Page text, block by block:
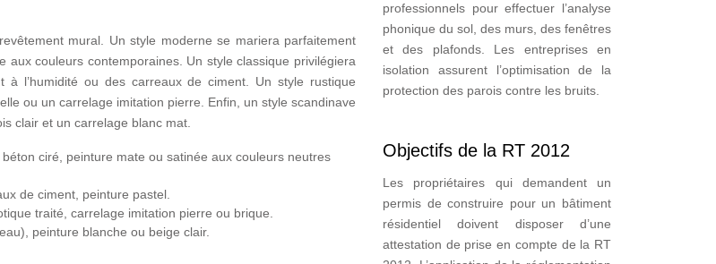
mural. Un style moderne se mariera parfaitement
couleurs contemporaines. Un style classique privilégiera
l’humidité ou des carreaux de ciment. Un style rustique
ou un carrelage imitation pierre. Enfin, un style scandinave
clair et un carrelage blanc mat.
ciré, peinture mate ou satinée aux couleurs neutres
de ciment, peinture pastel.
traité, carrelage imitation pierre ou brique.
peinture blanche ou beige clair.
professionnels pour effectuer l’analyse
phonique du sol, des murs, des fenêtres
et des plafonds. Les entreprises en
isolation assurent l’optimisation de la
protection des parois contre les bruits.
Objectifs de la RT 2012
Les propriétaires qui demandent un
permis de construire pour un bâtiment
résidentiel doivent disposer d’une
attestation de prise en compte de la RT